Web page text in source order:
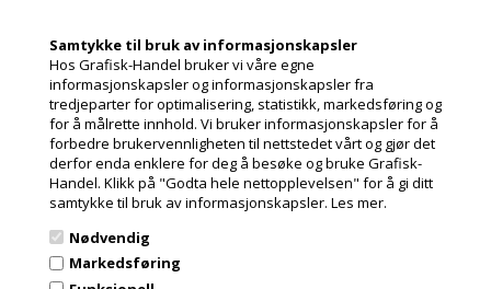
Samtykke til bruk av informasjonskapsler
Hos Grafisk-Handel bruker vi våre egne
informasjonskapsler og informasjonskapsler fra
tredjeparter for optimalisering, statistikk, markedsføring og
for å målrette innhold. Vi bruker informasjonskapsler for å
forbedre brukervennligheten til nettstedet vårt og gjør det
derfor enda enklere for deg å besøke og bruke Grafisk-
Handel. Klikk på "Godta hele nettopplevelsen" for å gi ditt
samtykke til bruk av informasjonskapsler. Les mer.
Nødvendig
Markedsføring
Varenr.: 12116
Phoenix Xtra Blankets
gummiduk Tourmaline er
deres high-end gummiduk fra
serien CARAT. Denne
gummiduken har en
ekstraordinær slippevne som
sikrer et skarpt punkt og god
avvikling av vannfargebalanse
i trykkverket.
Gummiduken er dessuten
oppbygget av flere vev som
sikrer en konstant stabilitet og
minimal redusering av dukens
Les mer
2.057,00Kr.ekslusive. mva
og miljøbidrag